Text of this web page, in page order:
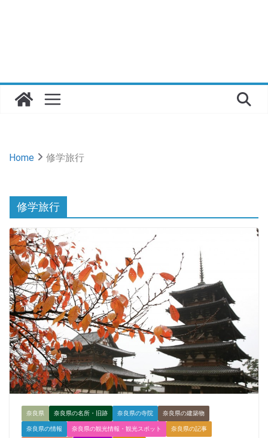
Home 修学旅行
修学旅行
奈良県 奈良県の名所・旧跡 奈良県の寺院 奈良県の建築物
奈良県の情報 奈良県の観光情報・観光スポット 奈良県の記事